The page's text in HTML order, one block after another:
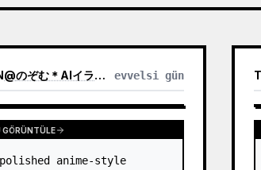
@のぞむ＊AIイラスト evvelsi gün
anime-style